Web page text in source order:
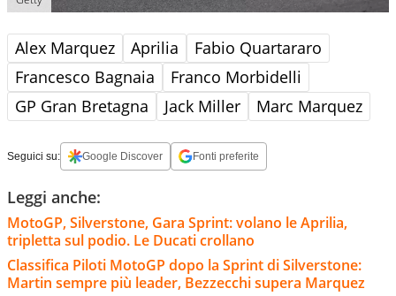
Alex Marquez Aprilia
Fabio Quartararo
Francesco Bagnaia
Franco Morbidelli
GP Gran Bretagna
Jack Miller Marc Marquez
Seguici su: Google Discover Fonti preferite
Leggi anche:
MotoGP, Silverstone, Gara Sprint: volano le Aprilia,
tripletta sul podio. Le Ducati crollano
Classifica Piloti MotoGP dopo la Sprint di Silverstone:
Martin sempre più leader, Bezzecchi supera Marquez